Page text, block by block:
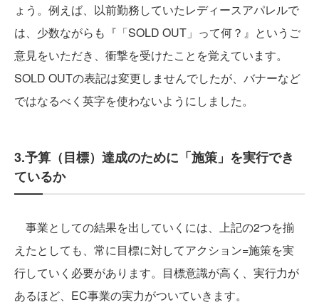
ょう。例えば、以前勤務していたレディースアパレルで
は、少数ながらも『「SOLD OUT」って何？』というご
意見をいただき、衝撃を受けたことを覚えています。
SOLD OUTの表記は変更しませんでしたが、バナーなど
ではなるべく英字を使わないようにしました。
3.予算（目標）達成のために「施策」を実行でき
ているか
事業としての結果を出していくには、上記の2つを揃
えたとしても、常に目標に対してアクション=施策を実
行していく必要があります。目標意識が高く、実行力が
あるほど、EC事業の実力がついていきます。